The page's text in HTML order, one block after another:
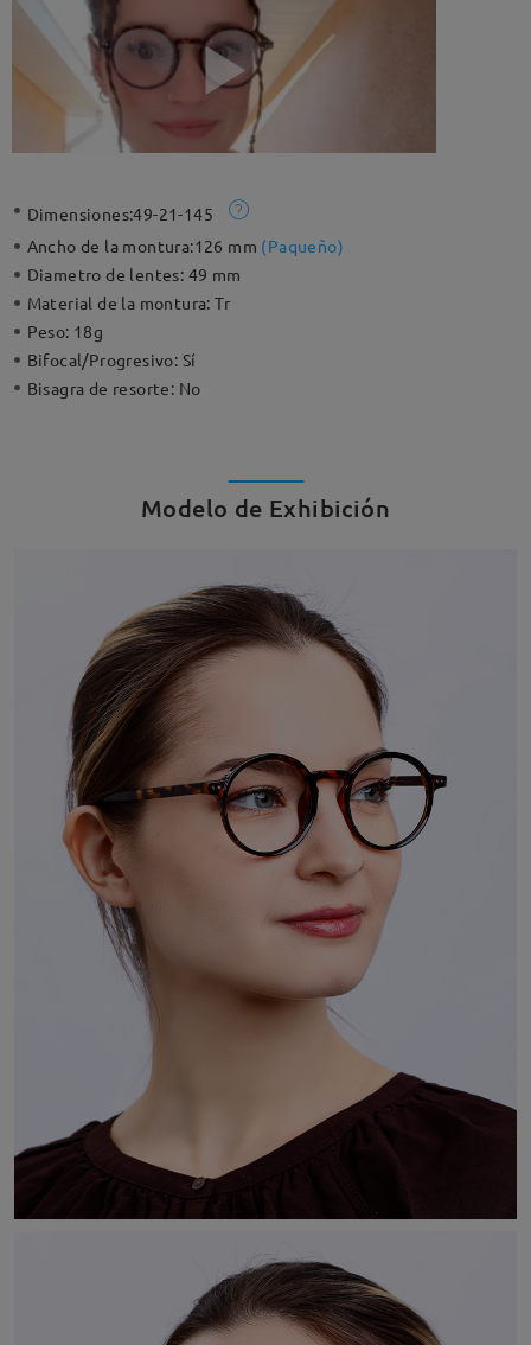
Dimensiones:49-21-145
Ancho de la montura:126 mm (Paqueño)
Diametro de lentes: 49 mm
Material de la montura:Tr
Peso: 18g
Bifocal/Progresivo: Sí
Bisagra de resorte: No
Modelo de Exhibición